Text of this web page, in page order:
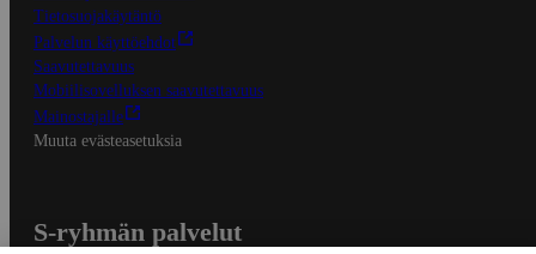
Tietosuojakäytäntö
Palvelun käyttöehdot
Saavutettavuus
Mobiilisovelluksen saavutettavuus
Mainostajalle
Muuta evästeasetuksia
S-ryhmän palvelut